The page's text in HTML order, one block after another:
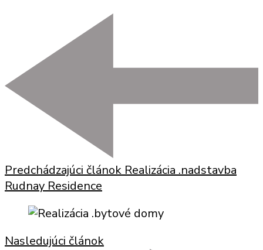
Predchádzajúci článok Realizácia .nadstavba
Rudnay Residence
Nasledujúci článok